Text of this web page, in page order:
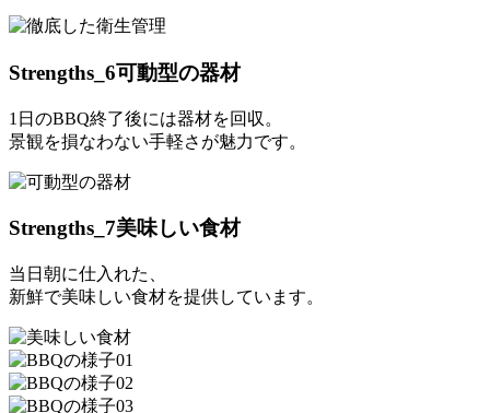
Strengths_6可動型の器材
1日のBBQ終了後には器材を回収。
景観を損なわない手軽さが魅力です。
Strengths_7美味しい食材
当日朝に仕入れた、
新鮮で美味しい食材を提供しています。